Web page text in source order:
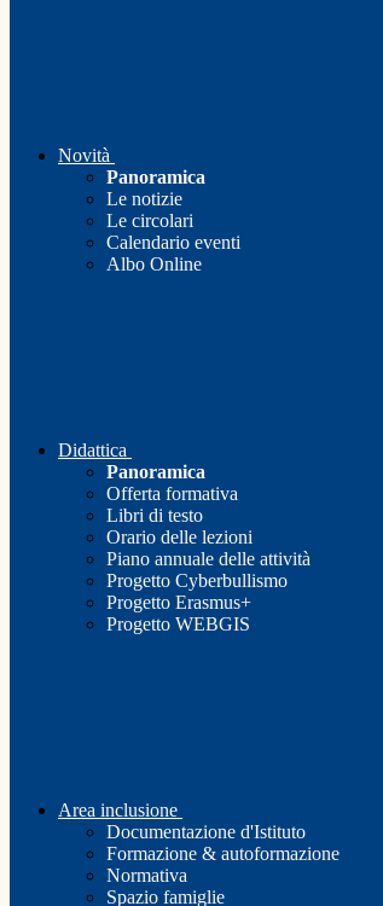
Novità
Panoramica
Le notizie
Le circolari
Calendario eventi
Albo Online
Didattica
Panoramica
Offerta formativa
Libri di testo
Orario delle lezioni
Piano annuale delle attività
Progetto Cyberbullismo
Progetto Erasmus+
Progetto WEBGIS
Area inclusione
Documentazione d'Istituto
Formazione & autoformazione
Normativa
Spazio famiglie